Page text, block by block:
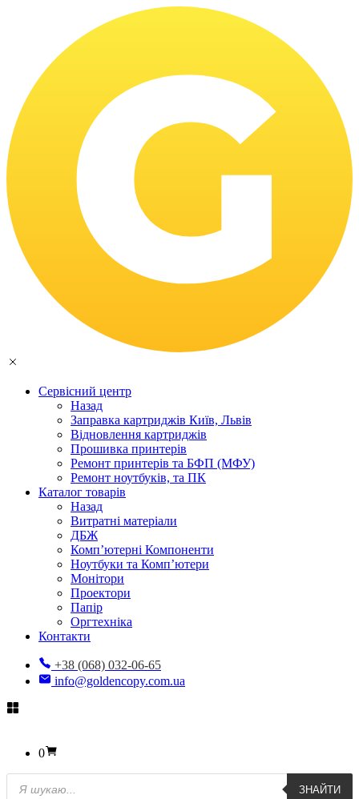
Сервісний центр
Назад
Заправка картриджів Київ, Львів
Відновлення картриджів
Прошивка принтерів
Ремонт принтерів та БФП (МФУ)
Ремонт ноутбуків, та ПК
Каталог товарів
Назад
Витратні матеріали
ДБЖ
Комп’ютерні Компоненти
Ноутбуки та Комп’ютери
Монітори
Проектори
Папір
Оргтехніка
Контакти
+38 (068) 032-06-65
info@goldencopy.com.ua
0
Пошук
товарів
ЗНАЙТИ